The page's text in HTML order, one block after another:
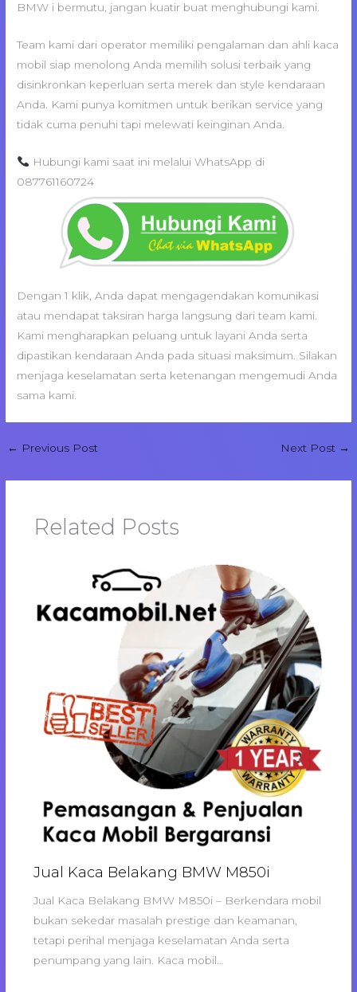
BMW i bermutu, jangan kuatir buat menghubungi kami.
Team kami dari operator memiliki pengalaman dan ahli kaca
mobil siap menolong Anda memilih solusi terbaik yang
disinkronkan keperluan serta merek dan style kendaraan
Anda. Kami punya komitmen untuk berikan service yang
tidak cuma penuhi tapi melewati keinginan Anda.
Hubungi kami saat ini melalui WhatsApp di
087761160724
Dengan 1 klik, Anda dapat mengagendakan komunikasi
atau mendapat taksiran harga langsung dari team kami.
Kami mengharapkan peluang untuk layani Anda serta
dipastikan kendaraan Anda pada situasi maksimum. Silakan
menjaga keselamatan serta ketenangan mengemudi Anda
sama kami.
← Previous Post Next Post →
Related Posts
Jual Kaca Belakang BMW M850i
Jual Kaca Belakang BMW M850i – Berkendara mobil
bukan sekedar masalah prestige dan keamanan,
tetapi perihal menjaga keselamatan Anda serta
penumpang yang lain. Kaca mobil…